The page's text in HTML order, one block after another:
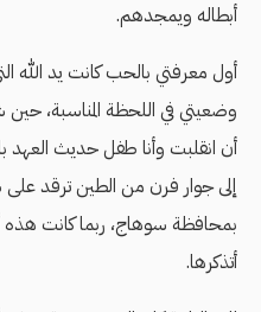
أبطاله ويمجدهم.
أول معرفتي بالحب كانت يد
وضعيتي في اللحظة المناسبة،
أن انقلبت وأنا طفل حديث العهد
إلى جوار فرن من الطين ترقد
بمحافظة سوهاج، ربما كانت
أتذكرها.